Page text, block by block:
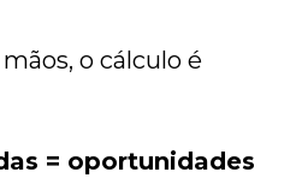
o cálculo é
= oportunidades